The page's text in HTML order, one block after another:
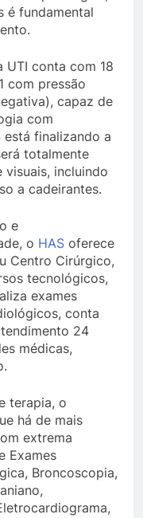
é fundamental
UTI conta com 18
com pressão
capaz de
com
está finalizando a
totalmente
incluindo
a cadeirantes.
e
o HAS oferece
Centro Cirúrgico,
tecnológicos,
exames
conta
24
médicas,
terapia, o
há de mais
extrema
Exames
Broncoscopia,